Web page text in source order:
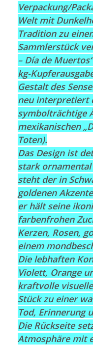
Verpackung/
Welt mit
Tradition zu
Sammlerstück
– Día de
kg-
Gestalt des
neu interpretiert
symbolträchtige
mexikanischen
Toten).
Das Design ist
stark
steht der in
goldenen
er hält seine
farbenfrohen
Kerzen, Rosen,
einem
Die lebhaften
Violett, Orange
kraftvolle
Stück zu einer
Tod, Erinnerung
Die Rückseite
Atmosphäre mit